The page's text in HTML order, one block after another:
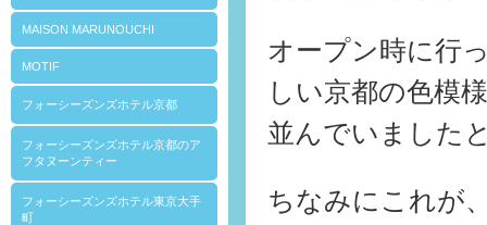
MAISON MARUNOUCHI
MOTIF
フォーシーズンズホテル京都
フォーシーズンズホテル京都のア
フタヌーンティー
フォーシーズンズホテル東京大手
町
オープン時に行
しい京都の色模
並んでいました
ちなみにこれが